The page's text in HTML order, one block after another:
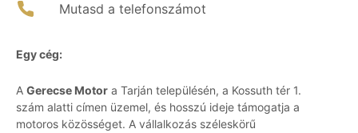
Mutasd a telefonszámot
Egy cég:
A Gerecse Motor a Tarján településén, a Kossuth tér 1.
szám alatti címen üzemel, és hosszú ideje támogatja a
motoros közösséget. A vállalkozás széleskörű